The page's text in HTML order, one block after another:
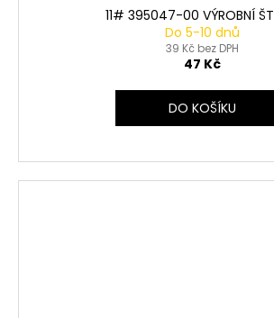
11# 395047-00 VÝROBNÍ
Do 5-10 dnů
39 Kč bez DPH
47 Kč
DO KOŠÍKU